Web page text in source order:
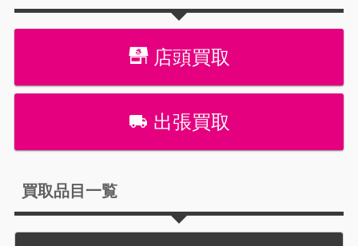
店頭買取
出張買取
買取品目一覧